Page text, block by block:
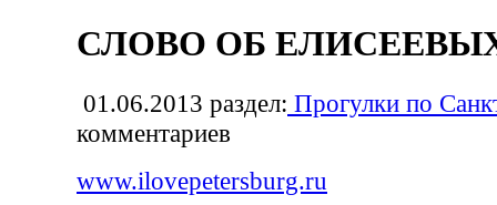
СЛОВО ОБ ЕЛИСЕЕВЫХ
01.06.2013 раздел: Прогулки по
комментариев
www.ilovepetersburg.ru